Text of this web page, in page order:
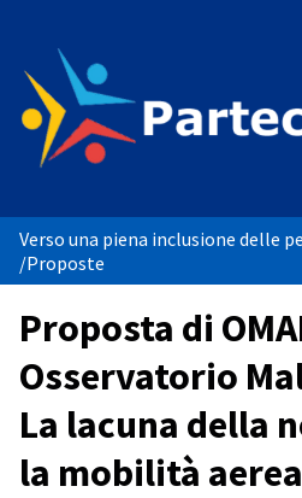
Verso una piena inclusione delle
/Proposte
Proposta di
Osservatorio
La lacuna della
la mobilità